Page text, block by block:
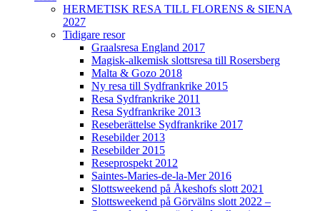
HERMETISK RESA TILL FLORENS & SIENA
2027
Tidigare resor
Graalsresa England 2017
Magisk-alkemisk slottsresa till Rosersberg
Malta & Gozo 2018
Ny resa till Sydfrankrike 2015
Resa Sydfrankrike 2011
Resa Sydfrankrike 2013
Reseberättelse Sydfrankrike 2017
Resebilder 2013
Resebilder 2015
Reseprospekt 2012
Saintes-Maries-de-la-Mer 2016
Slottsweekend på Åkeshofs slott 2021
Slottsweekend på Görvälns slott 2022 –